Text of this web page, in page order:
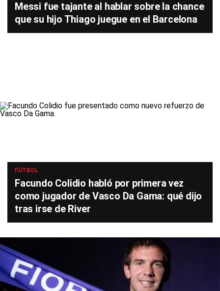
Messi fue tajante al hablar sobre la chance
que su hijo Thiago juegue en el Barcelona
FÚTBOL
Facundo Colidio habló por primera vez
como jugador de Vasco Da Gama: qué dijo
tras irse de River